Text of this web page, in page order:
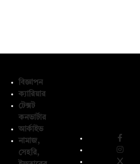
বিজ্ঞাপন
ক্যারিয়ার
টেক্সট
কনভার্টার
আর্কাইভ
নামাজ,
সেহরি,